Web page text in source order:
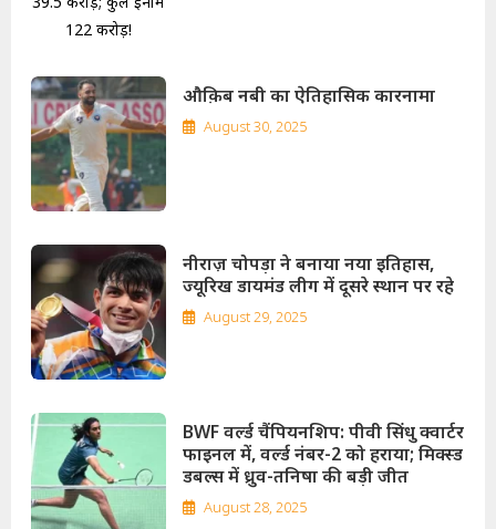
औक़िब नबी का ऐतिहासिक कारनामा
August 30, 2025
नीराज़ चोपड़ा ने बनाया नया इतिहास,
ज्यूरिख डायमंड लीग में दूसरे स्थान पर रहे
August 29, 2025
BWF वर्ल्ड चैंपियनशिप: पीवी सिंधु क्वार्टर
फाइनल में, वर्ल्ड नंबर-2 को हराया; मिक्स्ड
डबल्स में ध्रुव-तनिषा की बड़ी जीत
August 28, 2025